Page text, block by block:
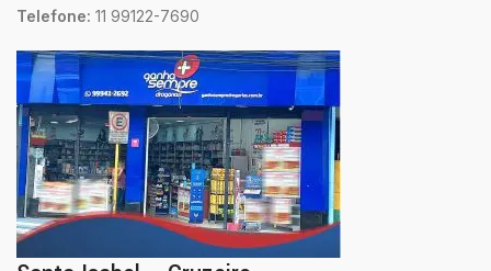
Telefone: 11 99122-7690